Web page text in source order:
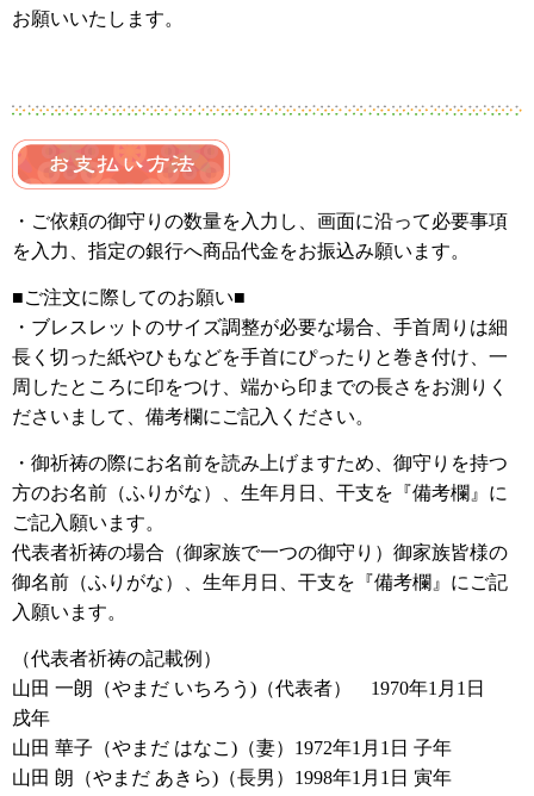
お願いいたします。
・ご依頼の御守りの数量を入力し、画面に沿って必要事項
を入力、 指定の銀行へ商品代金をお振込み願います。
■ご注文に際してのお願い■
・ブレスレットのサイズ調整が必要な場合、手首周りは細
長く切った紙やひもなどを手首にぴったりと巻き付け、一
周したところに印をつけ、端から印までの長さをお測りく
ださいまして、備考欄にご記入ください。
・御祈祷の際にお名前を読み上げますため、御守りを持つ
方のお名前（ふりがな）、生年月日、干支を『備考欄』に
ご記入願います。
代表者祈祷の場合（御家族で一つの御守り）御家族皆様の
御名前（ふりがな）、生年月日、干支を『備考欄』にご記
入願います。
（代表者祈祷の記載例）
山田 一朗（やまだ いちろう)（代表者） 1970年1月1日
戌年
山田 華子（やまだ はなこ)（妻）1972年1月1日 子年
山田 朗（やまだ あきら)（長男）1998年1月1日 寅年